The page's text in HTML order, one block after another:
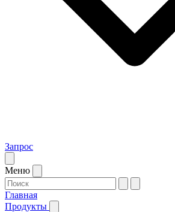
Запрос
Меню
Главная
Продукты